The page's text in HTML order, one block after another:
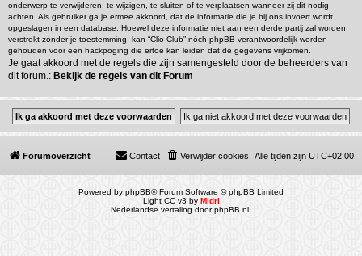
onderwerp te verwijderen, te wijzigen, te sluiten of te verplaatsen wanneer zij dit nodig
achten. Als gebruiker ga je ermee akkoord, dat de informatie die je bij ons invoert wordt
opgeslagen in een database. Hoewel deze informatie niet aan een derde partij zal worden
verstrekt zónder je toestemming, kan “Clio Club” nóch phpBB verantwoordelijk worden
gehouden voor een hackpoging die ertoe kan leiden dat de gegevens vrijkomen.
Je gaat akkoord met de regels die zijn samengesteld door de beheerders van
dit forum.: Bekijk de regels van dit Forum
Forumoverzicht Alle tijden zijn UTC+02:00
Verwijder cookies
Contact
Powered by phpBB® Forum Software © phpBB Limited
Light CC v3 by Midri
Nederlandse vertaling doorphpBB.nl .